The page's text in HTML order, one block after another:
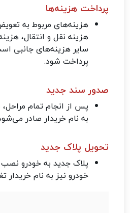
پرداخت هزینه‌ها
هزینه‌های مربوط به
هزینه نقل و انتقال،
سایر هزینه‌های جانبی
پرداخت شود.
صدور سند جدید
پس از انجام تمام
به نام خریدار صادر
تحویل پلاک جدید
پلاک جدید به خودرو
خودرو نیز به نام خریدار